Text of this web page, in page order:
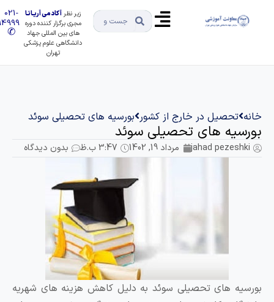
زیر نظرآکادمی آریـانـا
مجری برگزار کننده دوره
های بین المللی جهاد
دانشگاهی علوم پزشکی
021-
91494999
✆
تحصیل در خارج از کشور بورسیه های تحصیلی سوئد
های تحصیلی سوئد
jahad مرداد 19, 1402 3:47 ب.ظ بدون دیدگاه
های تحصیلی سوئد به دلیل کاهش هزینه های شهریه